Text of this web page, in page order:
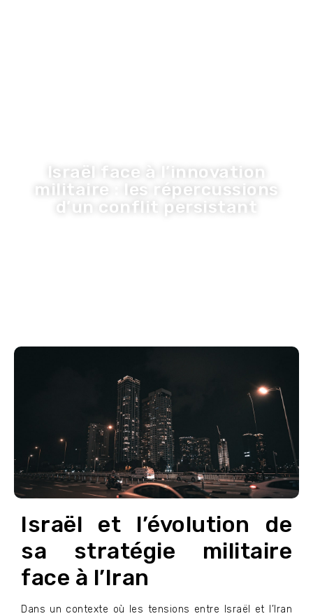
Israël face à l’innovation
militaire : les répercussions
d’un conflit persistant
Israël et l’évolution de
sa stratégie militaire
face à l’Iran
Dans un contexte où les tensions entre Israël et l’Iran